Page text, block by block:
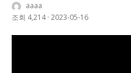
aaaa
조회 4,214 · 2023-05-16